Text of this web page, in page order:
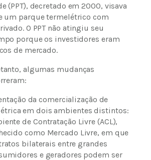
(PPT), decretado em 2000, visava
um parque termelétrico com
O PPT não atingiu seu
porque os investidores eram
de mercado.
algumas mudanças
da comercialização de
em dois ambientes distintos:
de Contratação Livre (ACL),
como Mercado Livre, em que
bilaterais entre grandes
e geradores podem ser